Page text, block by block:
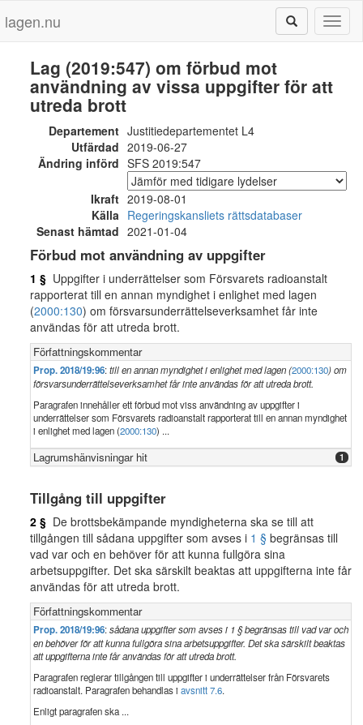
lagen.nu
Lag (2019:547) om förbud mot
användning av vissa uppgifter för att
utreda brott
Departement Justitiedepartementet L4
Utfärdad 2019-06-27
Ändring införd SFS 2019:547
Ikraft 2019-08-01
Källa Regeringskansliets rättsdatabaser
Senast hämtad 2021-01-04
Förbud mot användning av uppgifter
1 § Uppgifter i underrättelser som Försvarets radioanstalt
rapporterat till en annan myndighet i enlighet med lagen
(2000:130) om försvarsunderrättelseverksamhet får inte
användas för att utreda brott.
Författningskommentar
Prop. 2018/19:96:till en annan myndighet i enlighet med lagen (2000:130) om
försvarsunderrättelseverksamhet får inte användas för att utreda brott.
Paragrafen innehåller ett förbud mot viss användning av uppgifter i
underrättelser som Försvarets radioanstalt rapporterat till en annan myndighet
i enlighet med lagen (2000:130) ...
Lagrumshänvisningar hit 1
Tillgång till uppgifter
2 § De brottsbekämpande myndigheterna ska se till att
tillgången till sådana uppgifter som avses i 1 § begränsas till
vad var och en behöver för att kunna fullgöra sina
arbetsuppgifter. Det ska särskilt beaktas att uppgifterna inte får
användas för att utreda brott.
Författningskommentar
Prop. 2018/19:96:sådana uppgifter som avses i 1 § begränsas till vad var och
en behöver för att kunna fullgöra sina arbetsuppgifter. Det ska särskilt beaktas
att uppgifterna inte får användas för att utreda brott.
Paragrafen reglerar tillgången till uppgifter i underrättelser från Försvarets
radioanstalt. Paragrafen behandlas i avsnitt 7.6.
Enligt paragrafen ska ...